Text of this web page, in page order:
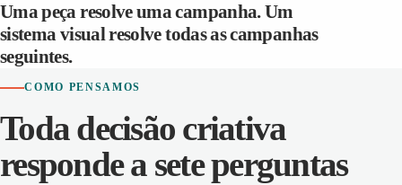
Uma peça resolve uma campanha. Um
sistema visual resolve todas as campanhas
seguintes.
COMO PENSAMOS
Toda decisão criativa
responde a sete perguntas